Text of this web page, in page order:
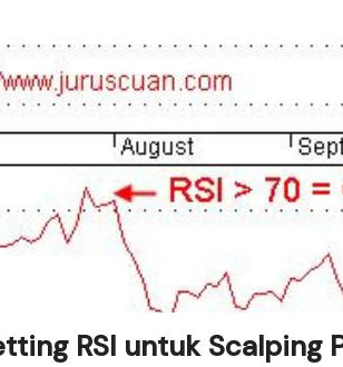
RSI untuk Scalping